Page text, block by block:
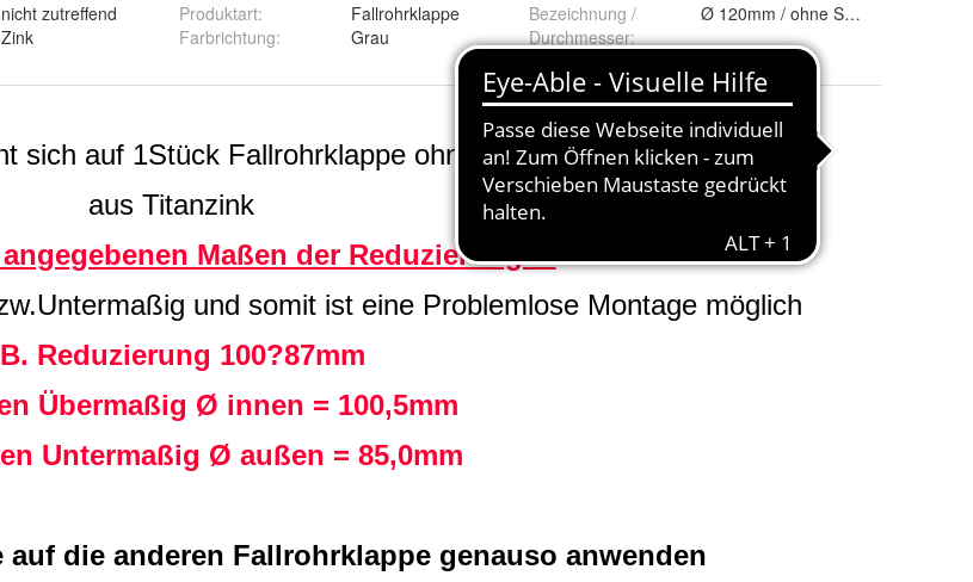
nicht zutreffend
Zink
Produktart:
Fallrohrklappe
Farbrichtung: Grau
Bezeichnung /
Durchmesser:
Ø 120mm / ohne Sieb, Ø 100mm /